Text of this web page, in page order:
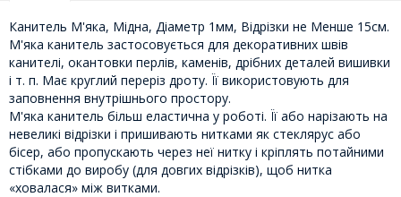
Канитель М'яка, Мідна, Діаметр 1мм, Відрізки не Менше 15см.
М'яка канитель застосовується для декоративних швів
канителі, окантовки перлів, каменів, дрібних деталей вишивки
і т. п. Має круглий переріз дроту. Її використовують для
заповнення внутрішнього простору.
М'яка канитель більш еластична у роботі. Її або нарізають на
невеликі відрізки і пришивають нитками як стеклярус або
бісер, або пропускають через неї нитку і кріплять потайними
стібками до виробу (для довгих відрізків), щоб нитка
«ховалася» між витками.